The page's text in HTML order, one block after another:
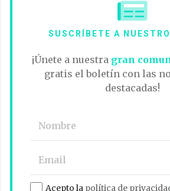
SUSCRÍBETE A
¡Únete a nuestra gran
gratis el boletín con las
destacadas!
Acepto la política de